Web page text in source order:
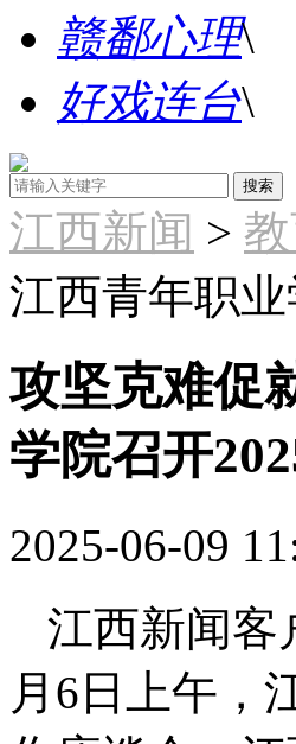
赣鄱心理\
好戏连台\
江西新闻 >
江西青年职
攻坚克难促
学院召开
2025-06-09
江西新闻客
月6日上午，